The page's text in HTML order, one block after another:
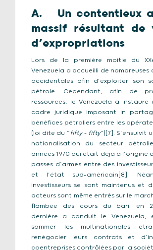
A. Un contentieux
massif résultant de
d’expropriations
Lors de la première moitié du
Venezuela a accueilli de nombreuses
occidentales afin d’exploiter son
pétrole. Cependant, afin de
ressources, le Venezuela a instauré
cadre juridique imposant in
bénéfices pétroliers entre les
(loi dite du “ fifty – fifty”)[7]. S’ensuivit
nationalisation du secteur
années 1970 qui était déjà à l’origine
passes d’armes entre des
et l’état sud-américain[8].
investisseurs se sont maintenus et
acteurs sont même entrés sur le
flambée des cours du baril en
dernière a conduit le Venezuela,
sommer les multinationales
renégocier leurs contrats et
coentreprises contrôlées par la